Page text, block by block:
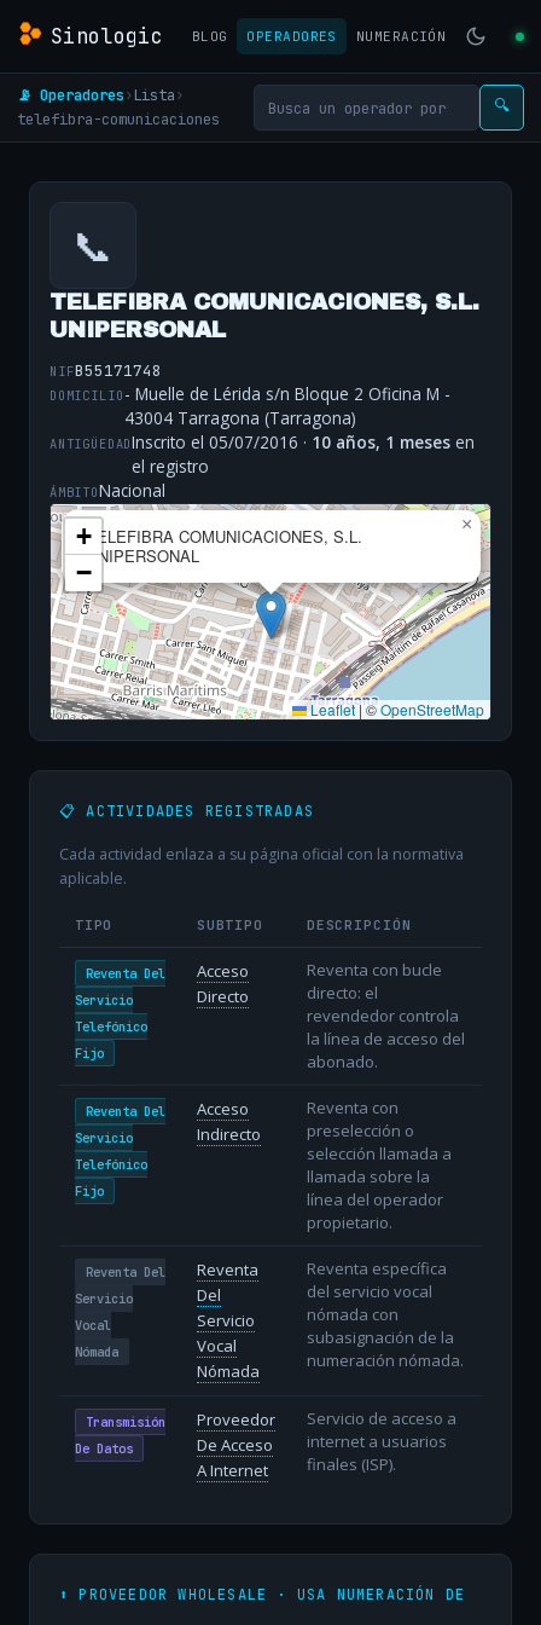
Sinologic BLOG OPERADORES NUMERACIÓN
📡 Operadores› Lista›
telefibra-comunicaciones
🔍
📞
TELEFIBRA COMUNICACIONES, S.L.
UNIPERSONAL
NIFB55171748
DOMICILIO - Muelle de Lérida s/n Bloque 2 Oficina M -
43004 Tarragona (Tarragona)
ANTIGÜEDADInscrito el 05/07/2016 · 10 años, 1 meses en
el registro
ÁMBITONacional
TELEFIBRA COMUNICACIONES, S.L.
UNIPERSONAL
×
+
−
Leaflet|©OpenStreetMap
📋 ACTIVIDADES REGISTRADAS
Cada actividad enlaza a su página oficial con la normativa
aplicable.
TIPO SUBTIPO DESCRIPCIÓN
Reventa Del
Servicio
Telefónico
Fijo
Acceso
Directo
Reventa con bucle
directo: el
revendedor controla
la línea de acceso del
abonado.
Reventa Del
Servicio
Telefónico
Fijo
Acceso
Indirecto
Reventa con
preselección o
selección llamada a
llamada sobre la
línea del operador
propietario.
Reventa Del
Servicio
Vocal
Nómada
Reventa
Del
Servicio
Vocal
Nómada
Reventa específica
del servicio vocal
nómada con
subasignación de la
numeración nómada.
Transmisión
De Datos
Proveedor
De Acceso
A Internet
Servicio de acceso a
internet a usuarios
finales (ISP).
⬆️ PROVEEDOR WHOLESALE · USA NUMERACIÓN DE